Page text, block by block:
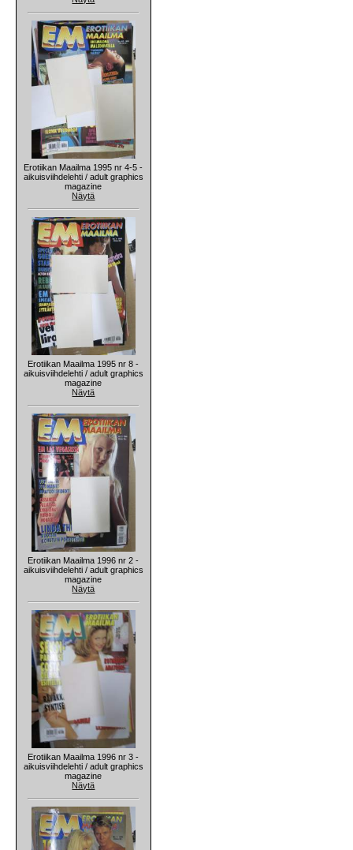
Erotiikan Maailma 1995 nr 4-5 -
aikuisviihdelehti / adult graphics
magazine
Näytä
Erotiikan Maailma 1995 nr 8 -
aikuisviihdelehti / adult graphics
magazine
Näytä
Erotiikan Maailma 1996 nr 2 -
aikuisviihdelehti / adult graphics
magazine
Näytä
Erotiikan Maailma 1996 nr 3 -
aikuisviihdelehti / adult graphics
magazine
Näytä